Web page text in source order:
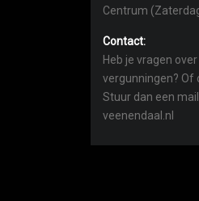
Centrum
Contact:
Heb je vragen
vergunningen? Of
Stuur dan een
veenendaal.nl